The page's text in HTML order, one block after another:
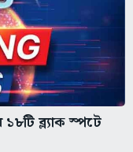
ব্ল্যাক স্পটে